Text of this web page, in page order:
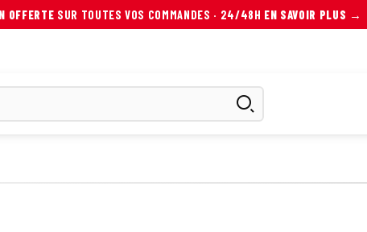
OFFERTE SUR TOUTES VOS COMMANDES · 24/48H EN SAVOIR PLUS →
AUTRES MOBILITÉS